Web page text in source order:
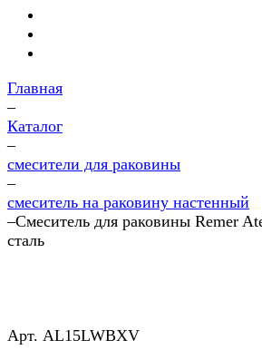
Главная
–
Каталог
–
смесители для раковины
–
смеситель на раковину настенный
–Смеситель для раковины Remer
сталь
Арт. AL15LWBXV